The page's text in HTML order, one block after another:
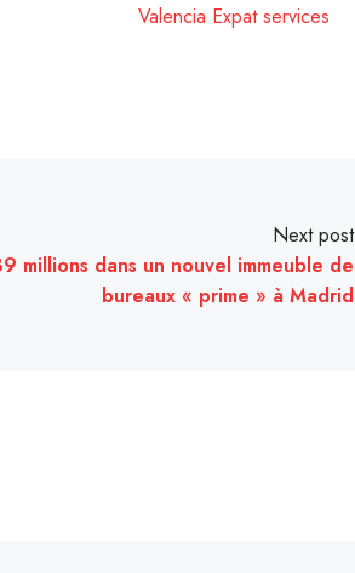
Valencia Expat services
Next post
millions dans un nouvel immeuble de
bureaux « prime » à Madrid